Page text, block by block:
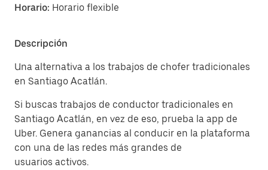
Horario: Horario flexible
Descripción
Una alternativa a los trabajos de chofer tradicionales
en Santiago Acatlán.
Si buscas trabajos de conductor tradicionales en
Santiago Acatlán, en vez de eso, prueba la app de
Uber. Genera ganancias al conducir en la plataforma
con una de las redes más grandes de
usuarios activos.